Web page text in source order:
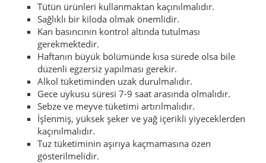
Tütün ürünleri kullanmaktan kaçınılmalıdır.
Sağlıklı bir kiloda olmak önemlidir.
Kan basıncının kontrol altında tutulması
gerekmektedir.
Haftanın büyük bölümünde kısa sürede olsa bile
düzenli egzersiz yapılması gerekir.
Alkol tüketiminden uzak durulmalıdır.
Gece uykusu süresi 7-9 saat arasında olmalıdır.
Sebze ve meyve tüketimi artırılmalıdır.
İşlenmiş, yüksek şeker ve yağ içerikli yiyeceklerden
kaçınılmalıdır.
Tuz tüketiminin aşırıya kaçmamasına özen
gösterilmelidir.